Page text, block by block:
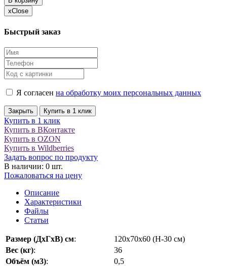
xClose
Быстрый заказ
Я согласен на обработку моих персональных данных
Закрыть Купить в 1 клик
Купить в 1 клик
Купить в ВКонтакте
Купить в OZON
Купить в Wildberries
Задать вопрос по продукту
В наличии: 0 шт.
Пожаловаться на цену
Описание
Характеристики
Файлы
Статьи
Размер (ДхГхВ) см:
120х70х60 (Н-30 см)
Вес (кг):
36
Объём (м3):
0,5